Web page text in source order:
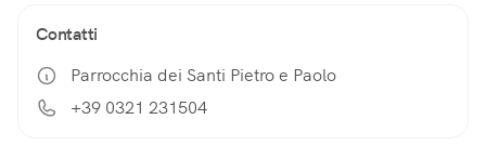
Contatti
Parrocchia dei Santi Pietro e Paolo
+39 0321 231504